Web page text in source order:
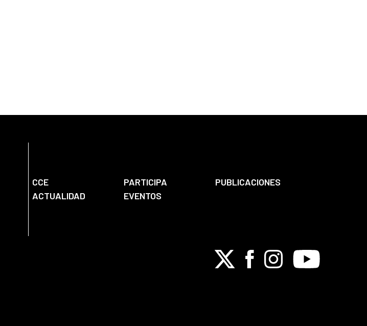
CCE PARTICIPA
PUBLICACIONES
ACTUALIDAD
EVENTOS
X FacebookInstagramYoutube